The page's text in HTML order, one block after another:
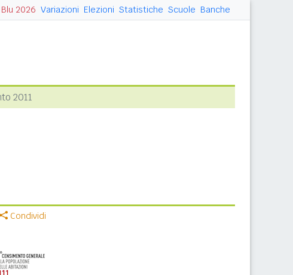
2026 Variazioni Elezioni Statistiche Scuole Banche
2011
Condividi